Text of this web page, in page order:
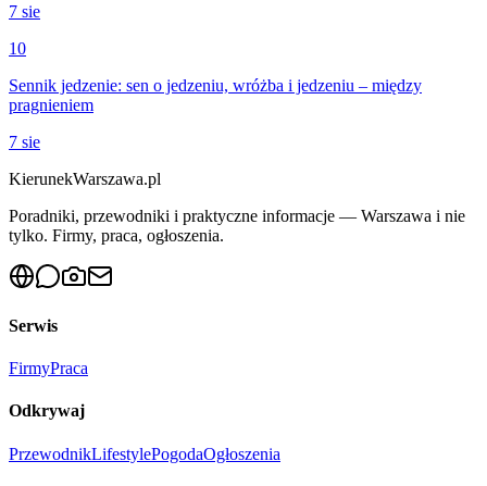
7 sie
10
Sennik jedzenie: sen o jedzeniu, wróżba i jedzeniu – między
pragnieniem
7 sie
KierunekWarszawa.pl
Poradniki, przewodniki i praktyczne informacje — Warszawa i nie
tylko. Firmy, praca, ogłoszenia.
Serwis
FirmyPraca
Odkrywaj
PrzewodnikLifestylePogodaOgłoszenia